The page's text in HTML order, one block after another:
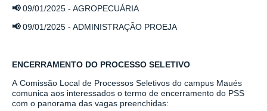
📢09/01/2025 - AGROPECUÁRIA
📢09/01/2025 - ADMINISTRAÇÃO PROEJA
ENCERRAMENTO DO PROCESSO SELETIVO
A Comissão Local de Processos Seletivos do campus Maués
comunica aos interessados o termo de encerramento do PSS
com o panorama das vagas preenchidas: